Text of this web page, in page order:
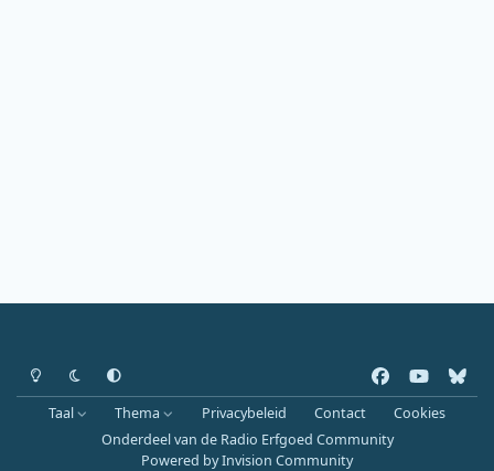
Heldere modus
Donkere modus
Systeemvoorkeur
a
c
e
o
u
b
l
u
Taal Thema Privacybeleid Contact
Cookies
Onderdeel van de Radio Erfgoed Community
Powered byInvision Community